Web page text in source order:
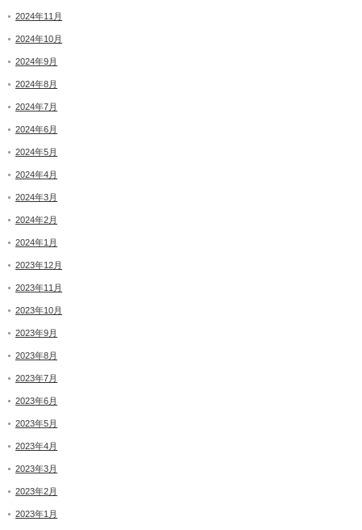
2024年11月
2024年10月
2024年9月
2024年8月
2024年7月
2024年6月
2024年5月
2024年4月
2024年3月
2024年2月
2024年1月
2023年12月
2023年11月
2023年10月
2023年9月
2023年8月
2023年7月
2023年6月
2023年5月
2023年4月
2023年3月
2023年2月
2023年1月